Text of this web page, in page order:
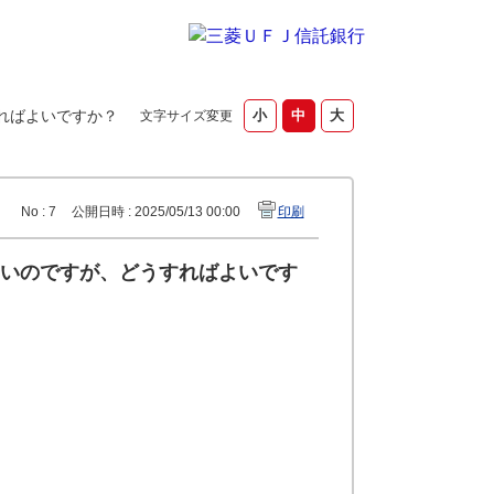
文字サイズ変更
ばよいですか？
No : 7 公開日時 : 2025/05/13 00:00 印刷
のですが、どうすればよいです